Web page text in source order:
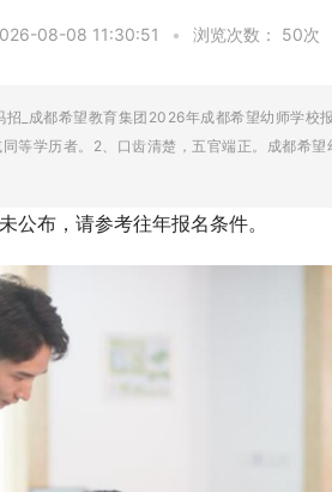
08-08 11:30:51 • 浏览次数： 50次
_成都希望教育集团2026年成都希望幼师学校
等学历者。2、口齿清楚，五官端正。成都希
公布，请参考往年报名条件。